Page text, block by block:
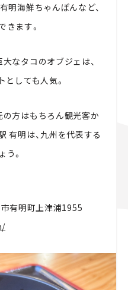
明海鮮ちゃんぽんなど、
きます。
なタコのオブジェは、
しても人気。
の方はもちろん観光客か
有明は、九州を代表する
。
有明町上津浦1955